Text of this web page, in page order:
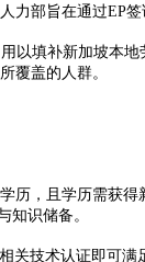
力部旨在通过EP
填补新加坡本地
覆盖的人群。​
，且学历需获得
知识储备。​
技术认证即可满